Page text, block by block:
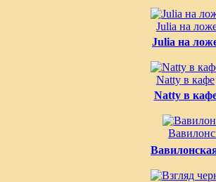
Julia на
Julia на
Natty в кафе
Natty в